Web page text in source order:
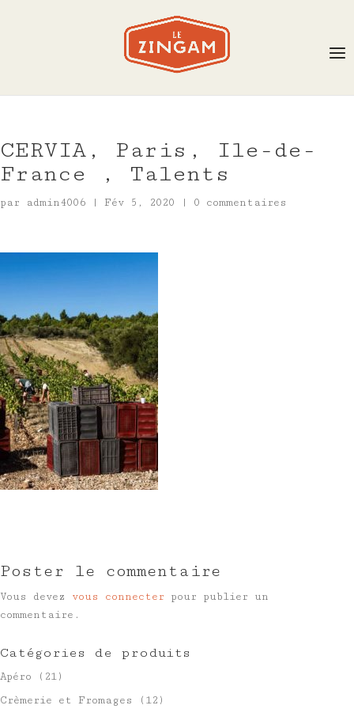
CERVIA, Paris, Ile-de-
France , Talents
par admin4006 | Fév 5, 2020 | 0 commentaires
Poster le commentaire
Vous devez vous connecter pour publier un
commentaire.
Catégories de produits
Apéro
(21)
Crèmerie et Fromages
(12)